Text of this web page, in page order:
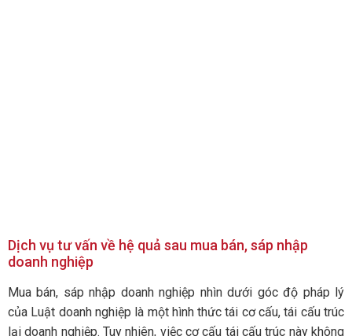
Dịch vụ tư vấn về hệ quả sau mua bán, sáp nhập
doanh nghiệp
Mua bán, sáp nhập doanh nghiệp nhìn dưới góc độ pháp lý
của Luật doanh nghiệp là một hình thức tái cơ cấu, tái cấu trúc
lại doanh nghiệp. Tuy nhiên, việc cơ cấu tái cấu trúc này không